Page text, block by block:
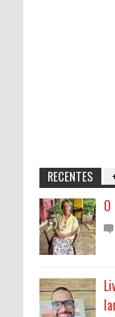
RECENTES